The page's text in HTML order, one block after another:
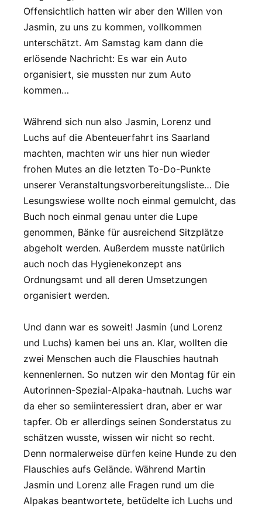
Offensichtlich hatten wir aber den Willen von
Jasmin, zu uns zu kommen, vollkommen
unterschätzt. Am Samstag kam dann die
erlösende Nachricht: Es war ein Auto
organisiert, sie mussten nur zum Auto
kommen…
Während sich nun also Jasmin, Lorenz und
Luchs auf die Abenteuerfahrt ins Saarland
machten, machten wir uns hier nun wieder
frohen Mutes an die letzten To-Do-Punkte
unserer Veranstaltungsvorbereitungsliste… Die
Lesungswiese wollte noch einmal gemulcht, das
Buch noch einmal genau unter die Lupe
genommen, Bänke für ausreichend Sitzplätze
abgeholt werden. Außerdem musste natürlich
auch noch das Hygienekonzept ans
Ordnungsamt und all deren Umsetzungen
organisiert werden.
Und dann war es soweit! Jasmin (und Lorenz
und Luchs) kamen bei uns an. Klar, wollten die
zwei Menschen auch die Flauschies hautnah
kennenlernen. So nutzen wir den Montag für ein
Autorinnen-Spezial-Alpaka-hautnah. Luchs war
da eher so semiinteressiert dran, aber er war
tapfer. Ob er allerdings seinen Sonderstatus zu
schätzen wusste, wissen wir nicht so recht.
Denn normalerweise dürfen keine Hunde zu den
Flauschies aufs Gelände. Während Martin
Jasmin und Lorenz alle Fragen rund um die
Alpakas beantwortete, betüdelte ich Luchs und